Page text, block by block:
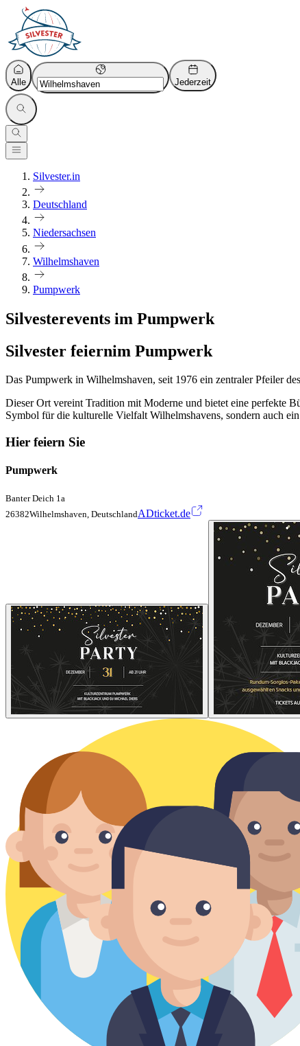
Alle Jederzeit
Silvester.in
Deutschland
Niedersachsen
Wilhelmshaven
Pumpwerk
Silvesterevents im Pumpwerk
Silvester feiernim Pumpwerk
Das Pumpwerk in Wilhelmshaven, seit 1976 ein zentraler Pfeiler
Dieser Ort vereint Tradition mit Moderne und bietet eine perfekte
Symbol für die kulturelle Vielfalt Wilhelmshavens, sondern auch
Hier feiern Sie
Pumpwerk
Banter Deich 1a
26382Wilhelmshaven, DeutschlandADticket.de